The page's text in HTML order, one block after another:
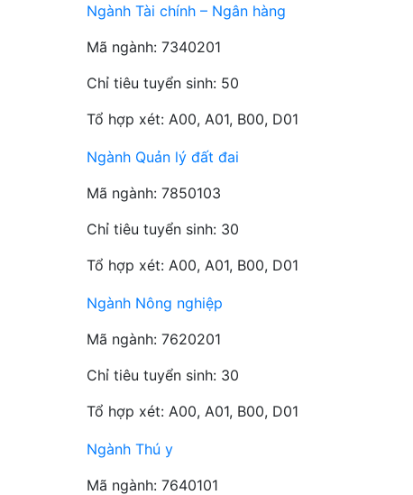
Ngành Tài chính – Ngân hàng
Mã ngành: 7340201
Chỉ tiêu tuyển sinh: 50
Tổ hợp xét: A00, A01, B00, D01
Ngành Quản lý đất đai
Mã ngành: 7850103
Chỉ tiêu tuyển sinh: 30
Tổ hợp xét: A00, A01, B00, D01
Ngành Nông nghiệp
Mã ngành: 7620201
Chỉ tiêu tuyển sinh: 30
Tổ hợp xét: A00, A01, B00, D01
Ngành Thú y
Mã ngành: 7640101